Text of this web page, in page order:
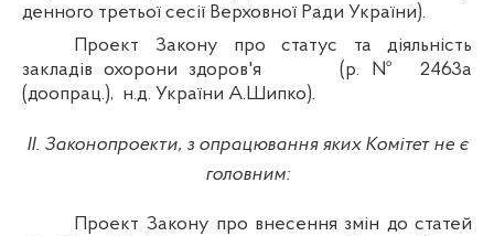
денного третьої сесії Верховної Ради України).
Проект Закону про статус та діяльність
закладів охорони здоров'я
(р. №
2463а
(доопрац.), н.д. України А. Шипко).
ІІ. Законопроекти, з опрацювання яких Комітет не є
головним:
Проект Закону про внесення змін до статей